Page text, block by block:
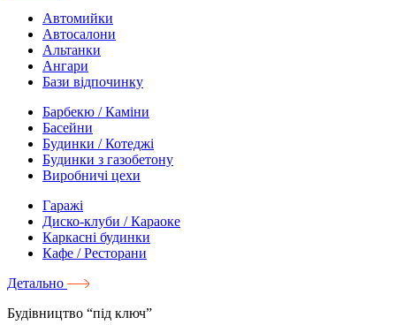
Автомийки
Автосалони
Альтанки
Ангари
Бази відпочинку
Барбекю / Каміни
Басейни
Будинки / Котеджі
Будинки з газобетону
Виробничі цехи
Гаражі
Диско-клуби / Караоке
Каркасні будинки
Кафе / Ресторани
Детально
Будівництво “під ключ”